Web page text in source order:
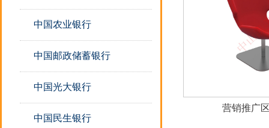
中国农业银行
中国邮政储蓄银行
中国光大银行
中国民生银行
营销推广